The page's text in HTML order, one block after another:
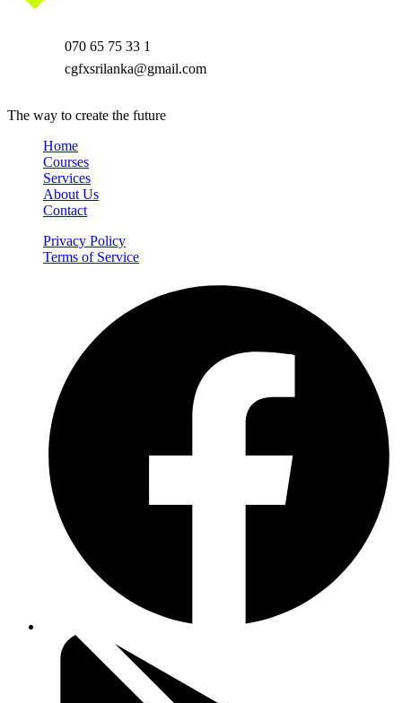
070 65 75 33 1
cgfxsrilanka@gmail.com
The way to create the future
Home
Courses
Services
About Us
Contact
Privacy Policy
Terms of Service